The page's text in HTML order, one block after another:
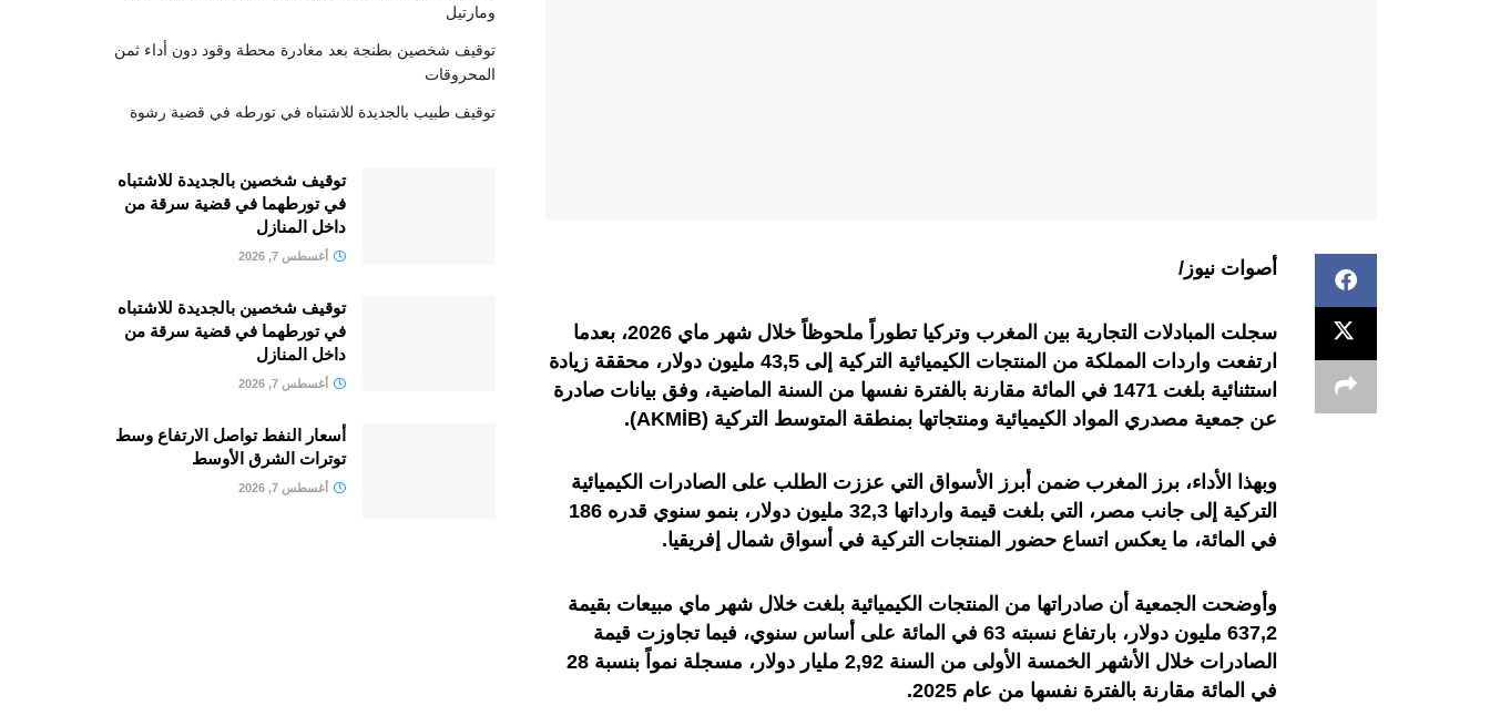
أصوات نيوز/
سجلت المبادلات التجارية بين المغرب وتركيا تطوراً ملحوظاً خلال شهر ماي 2026، بعدما
ارتفعت واردات المملكة من المنتجات الكيميائية التركية إلى 43,5 مليون دولار، محققة زيادة
استثنائية بلغت 1471 في المائة مقارنة بالفترة نفسها من السنة الماضية، وفق بيانات صادرة
عن جمعية مصدري المواد الكيميائية ومنتجاتها بمنطقة المتوسط التركية (AKMİB
).
وبهذا الأداء، برز المغرب ضمن أبرز الأسواق التي عززت الطلب على الصادرات الكيميائية
التركية إلى جانب مصر، التي بلغت قيمة وارداتها 32,3 مليون دولار، بنمو سنوي قدره 186
في المائة، ما يعكس اتساع حضور المنتجات التركية في أسواق شمال إفريقيا.
وأوضحت الجمعية أن صادراتها من المنتجات الكيميائية بلغت خلال شهر ماي مبيعات بقيمة
637,2 مليون دولار، بارتفاع نسبته 63 في المائة على أساس سنوي، فيما تجاوزت قيمة
الصادرات خلال الأشهر الخمسة الأولى من السنة 2,92 مليار دولار، مسجلة نمواً بنسبة 28
في المائة مقارنة بالفترة نفسها من عام 2025
.
ومارتيل
توقيف شخصين بطنجة بعد مغادرة محطة وقود دون أداء ثمن
المحروقات
توقيف طبيب بالجديدة للاشتباه في تورطه في قضية رشوة
توقيف شخصين بالجديدة للاشتباه
في تورطهما في قضية سرقة من
داخل المنازل
أغسطس 7, 2026
توقيف شخصين بالجديدة للاشتباه
في تورطهما في قضية سرقة من
داخل المنازل
أغسطس 7, 2026
أسعار النفط تواصل الارتفاع وسط
توترات الشرق الأوسط
أغسطس 7, 2026